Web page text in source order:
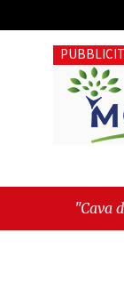
Tirreni,
tra identità,